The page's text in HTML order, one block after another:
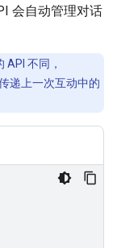
会自动管理对话
不同，
递上一次互动中的